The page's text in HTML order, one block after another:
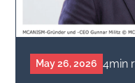
May 26, 2026 4min